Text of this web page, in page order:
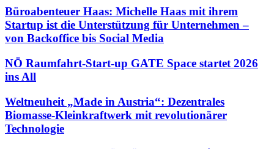
Büroabenteuer Haas: Michelle Haas mit ihrem
Startup ist die Unterstützung für Unternehmen –
von Backoffice bis Social Media
NÖ Raumfahrt-Start-up GATE Space startet 2026
ins All
Weltneuheit „Made in Austria“: Dezentrales
Biomasse-Kleinkraftwerk mit revolutionärer
Technologie